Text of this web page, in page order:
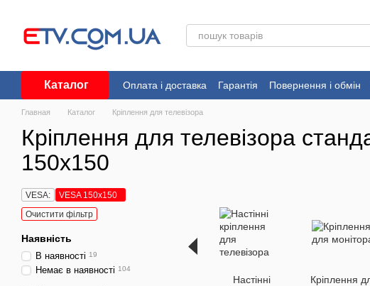
Каталог Оплата і доставка Гарантія Повернення і обмін
Угода користувача
Главная Каталог Кріплення для телевізора
Кріплення для телевізора
150x150
Настінні
Кріплення
VESA:
VESA 150x150
Очистити фільтр
Наявність
В наявності 19
Немає в наявності 104